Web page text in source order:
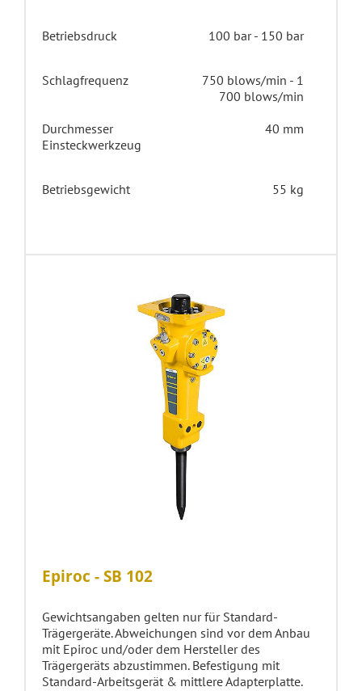
Betriebsdruck 100 bar - 150 bar
Schlagfrequenz
750 blows/min - 1
700 blows/min
Durchmesser
Einsteckwerkzeug
40 mm
Betriebsgewicht 55 kg
Epiroc - SB 102
Gewichtsangaben gelten nur für Standard-
Trägergeräte. Abweichungen sind vor dem Anbau
mit Epiroc und/oder dem Hersteller des
Trägergeräts abzustimmen. Befestigung mit
Standard-Arbeitsgerät & mittlere Adapterplatte.